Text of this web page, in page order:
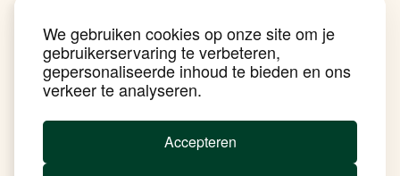
We gebruiken cookies op onze site om je
gebruikerservaring te verbeteren,
gepersonaliseerde inhoud te bieden en ons
verkeer te analyseren.
Accepteren
Nieuws
Praktijkverhalen
Events
Nieuwsbrief
Achtergrond klimaatverandering
Beprijzing van CO2
Energie besparen op
uw PC